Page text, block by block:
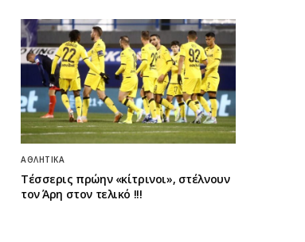
ΑΘΛΗΤΙΚΆ
Τέσσερις πρώην «κίτρινοι», στέλνουν
τον Άρη στον τελικό !!!